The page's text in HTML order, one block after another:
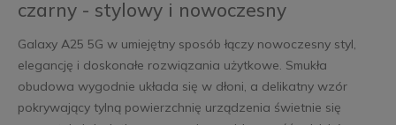
czarny - stylowy i nowoczesny
Galaxy A25 5G w umiejętny sposób łączy nowoczesny styl,
elegancję i doskonałe rozwiązania użytkowe. Smukła
obudowa wygodnie układa się w dłoni, a delikatny wzór
pokrywający tylną powierzchnię urządzenia świetnie się